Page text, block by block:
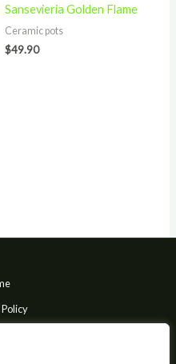
Sansevieria Golden Flame
Ceramic pots
$49.90